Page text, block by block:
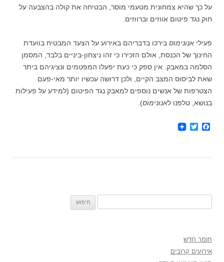
על כך שהיא צמחונית מטעמי מוסר, הבטיחה את קולה בהצבעה על
חוק נגד פיטום אווזים וברווזים.
פעילי אנונימוס בירכו בדבריהם באירוע על הצעד המבטיח בוועדת
החינוך של הכנסת, אולם הזכירו כי זהו ניצחון-ביניים בלבד, המסמן
הסלמה במאבק. אין ספק כי כעת יפעלו המפטמים ונציגיהם ביתר
שאת לביסוס המצב הקיים, ולכן דרושה עכשיו יותר מאי-פעם
הצטרפות של אנשים נוספים למאבק נגד הפיטום (למידע על פעילות
בנושא, טלפנו לאנונימוס).
F
T
חומר חדש
אירועים קרובים